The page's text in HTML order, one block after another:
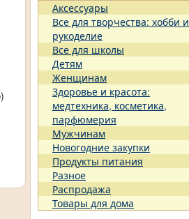
Аксессуары
Все для творчества: хобби и
рукоделие
Все для школы
Детям
Женщинам
Здоровье и красота:
медтехника, косметика,
парфюмерия
Мужчинам
Новогодние закупки
Продукты питания
Разное
Распродажа
Товары для дома